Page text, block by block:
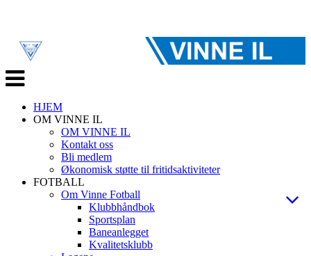
Veksle
navigasjon
HJEM
OM VINNE IL
OM VINNE IL
Kontakt oss
Bli medlem
Økonomisk støtte til fritidsaktiviteter
FOTBALL
Om Vinne Fotball
Klubbhåndbok
Sportsplan
Baneanlegget
Kvalitetsklubb